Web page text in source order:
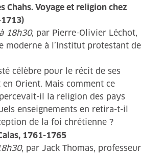
Chahs. Voyage et religion chez
18h30, par Pierre-Olivier Léchot,
moderne à l’Institut protestant de
célèbre pour le récit de ses
en Orient. Mais comment ce
il la religion des pays
enseignements en retira-t-il
de la foi chrétienne ?
1761-1765
, par Jack Thomas, professeur